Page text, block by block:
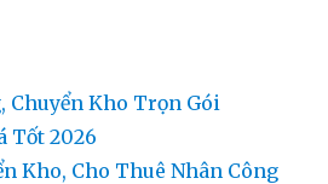
Chuyển Kho Trọn Gói
Tốt 2026
Kho, Cho Thuê Nhân Công